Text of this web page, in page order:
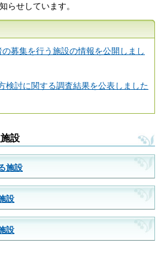
らせしています。
募集を行う施設の情報を公開しまし
検討に関する調査結果を公表しました
設
施設
設
設